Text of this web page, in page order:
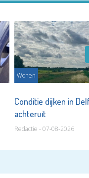
Wonen
Conditie dijken in
achteruit
Redactie - 07-08-2026